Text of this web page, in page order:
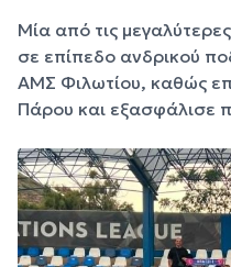
Μία από τις
σε επίπεδο ανδρικού
ΑΜΣ Φιλωτίου, καθώς
Πάρου και εξασφάλισε